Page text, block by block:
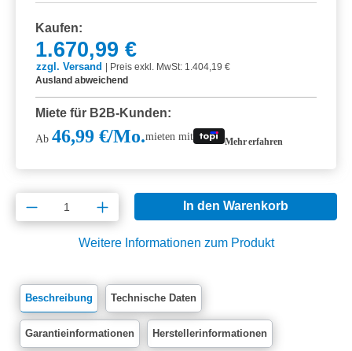
Kaufen:
1.670,99 €
zzgl. Versand | Preis exkl. MwSt: 1.404,19 €
Ausland abweichend
Miete für B2B-Kunden:
Ab 46,99 €/Mo.mieten mit Mehr erfahren
Produkt Anzahl: Gib den gewünschten
In den Warenkorb
Weitere Informationen zum Produkt
Beschreibung Technische Daten
Garantieinformationen Herstellerinformationen